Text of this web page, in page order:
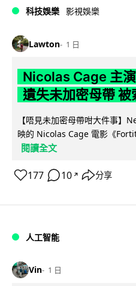
科技娛樂 影視娛樂
Lawton 1 日
Nicolas Cage 主
遺失未加密母帶 被
【唔見未加密母帶咁大件事】
映的 Nicolas Cage 電影《
閱讀全文
177 10 ↗ 分享
人工智能
Vin 1 日